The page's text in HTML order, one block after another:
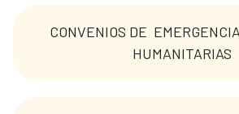
CONVENIOS DE
HUMANITARIAS